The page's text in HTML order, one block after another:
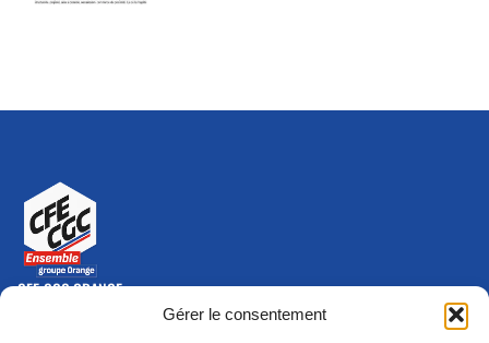
Gérer le consentement
CFE-CGC ORANGE
10-12 rue Saint Amand, 75015 Paris Cedex 15